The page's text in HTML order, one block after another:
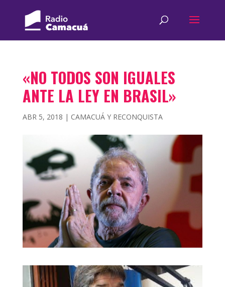
«NO TODOS SON IGUALES
ANTE LA LEY EN BRASIL»
ABR 5, 2018 | CAMACUÁ Y RECONQUISTA